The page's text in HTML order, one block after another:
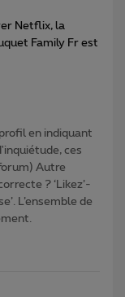
Netflix, la
Family Fr est
en indiquant
ces
Autre
? ‘Likez’-
L’ensemble de